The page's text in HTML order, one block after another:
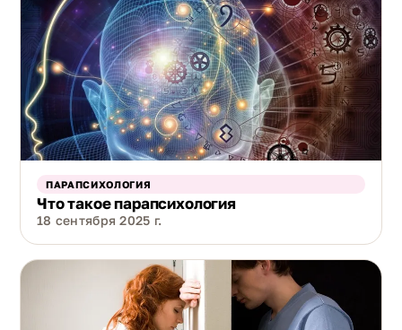
ПАРАПСИХОЛОГИЯ
Что такое парапсихология
18 сентября 2025 г.